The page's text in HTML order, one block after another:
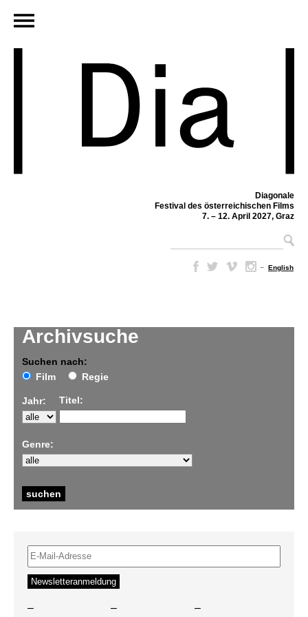
Diagonale
Festival des österreichischen Films
7. – 12. April 2027, Graz
– English
Archivsuche
Suchen nach:
Film
Regie
Jahr: Titel:
Genre:
– – –